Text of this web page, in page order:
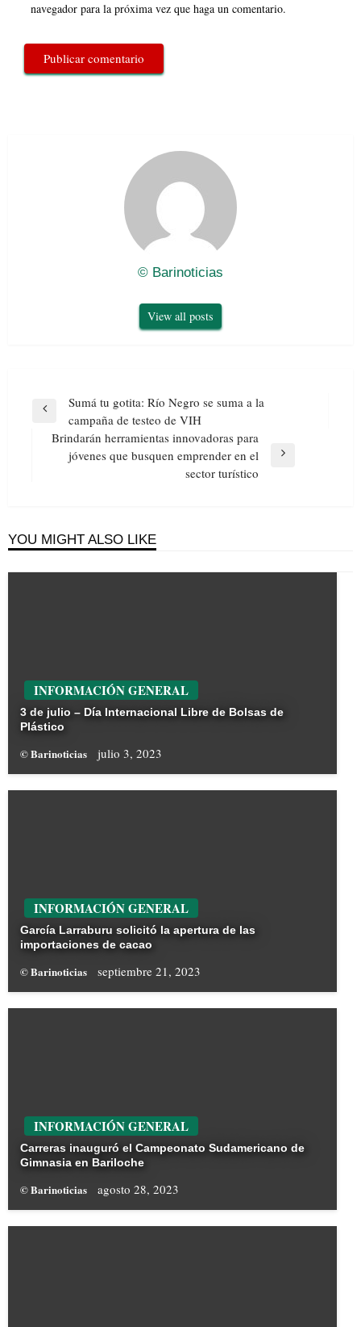
navegador para la próxima vez que haga un comentario.
© Barinoticias
View all posts
Navegación
entradas
Previous
Post
Sumá tu gotita: Río Negro se suma a la
campaña de testeo de VIH
Next
Brindarán herramientas innovadoras para
jóvenes que busquen emprender en el
sector turístico
YOU MIGHT ALSO LIKE
INFORMACIÓN GENERAL
3 de julio – Día Internacional Libre de Bolsas de
Plástico
© Barinoticias julio 3, 2023
INFORMACIÓN GENERAL
García Larraburu solicitó la apertura de las
importaciones de cacao
© Barinoticias septiembre 21, 2023
INFORMACIÓN GENERAL
Carreras inauguró el Campeonato Sudamericano de
Gimnasia en Bariloche
© Barinoticias agosto 28, 2023